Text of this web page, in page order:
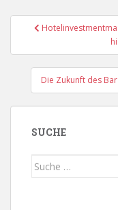
Die Zukunft des
SUCHE
Suche